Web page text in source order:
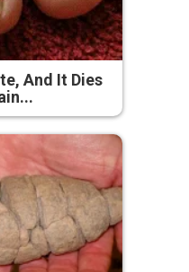
And It Dies